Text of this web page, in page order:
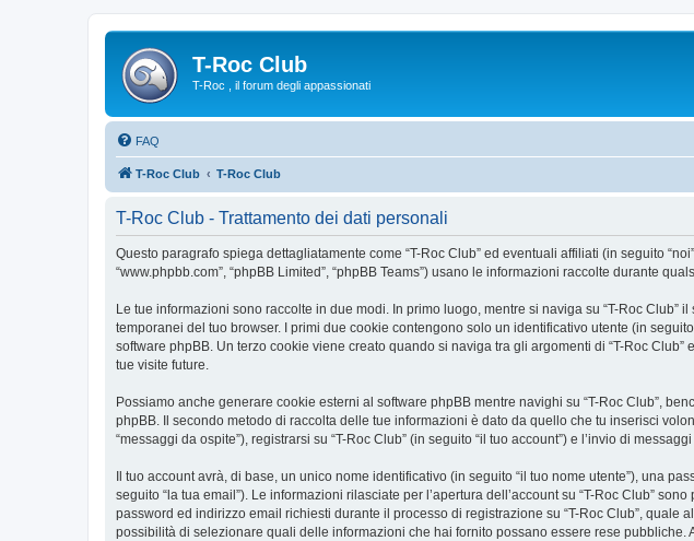
T-Roc Club
T-Roc , il forum degli appassionati
FAQ
T-Roc Club T-Roc Club
T-Roc Club - Trattamento dei dati personali
Questo paragrafo spiega dettagliatamente come “T-Roc Club” ed eventuali affiliati (in seguito
“www.phpbb.com”, “phpBB Limited”, “phpBB Teams”) usano le informazioni raccolte durante
Le tue informazioni sono raccolte in due modi. In primo luogo, mentre si naviga su “T-Roc
temporanei del tuo browser. I primi due cookie contengono solo un identificativo utente (in
software phpBB. Un terzo cookie viene creato quando si naviga tra gli argomenti di “T-Roc
tue visite future.
Possiamo anche generare cookie esterni al software phpBB mentre navighi su “T-Roc Club”,
phpBB. Il secondo metodo di raccolta delle tue informazioni è dato da quello che tu inserisci
“messaggi da ospite”), registrarsi su “T-Roc Club” (in seguito “il tuo account”) e l’invio di
Il tuo account avrà, di base, un unico nome identificativo (in seguito “il tuo nome utente”), una
seguito “la tua email”). Le informazioni rilasciate per l’apertura dell’account su “T-Roc Club”
password ed indirizzo email richiesti durante il processo di registrazione su “T-Roc Club”,
possibilità di selezionare quali delle informazioni che hai fornito possano essere rese